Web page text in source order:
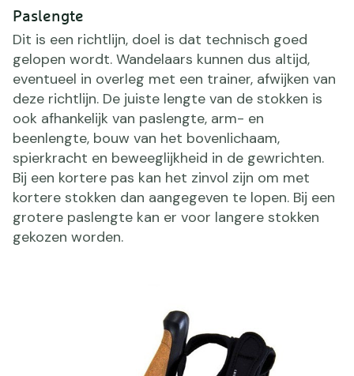
Paslengte
Dit is een richtlijn, doel is dat technisch goed
gelopen wordt. Wandelaars kunnen dus altijd,
eventueel in overleg met een trainer, afwijken van
deze richtlijn. De juiste lengte van de stokken is
ook afhankelijk van paslengte, arm- en
beenlengte, bouw van het bovenlichaam,
spierkracht en beweeglijkheid in de gewrichten.
Bij een kortere pas kan het zinvol zijn om met
kortere stokken dan aangegeven te lopen. Bij een
grotere paslengte kan er voor langere stokken
gekozen worden.